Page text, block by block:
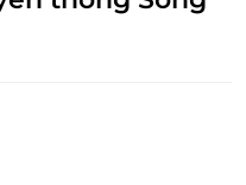
cơ.
cơ địa từng người.